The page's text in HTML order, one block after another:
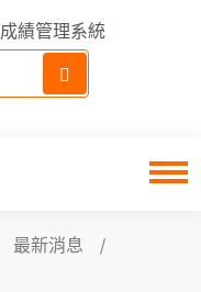
成績管理系統
最新消息